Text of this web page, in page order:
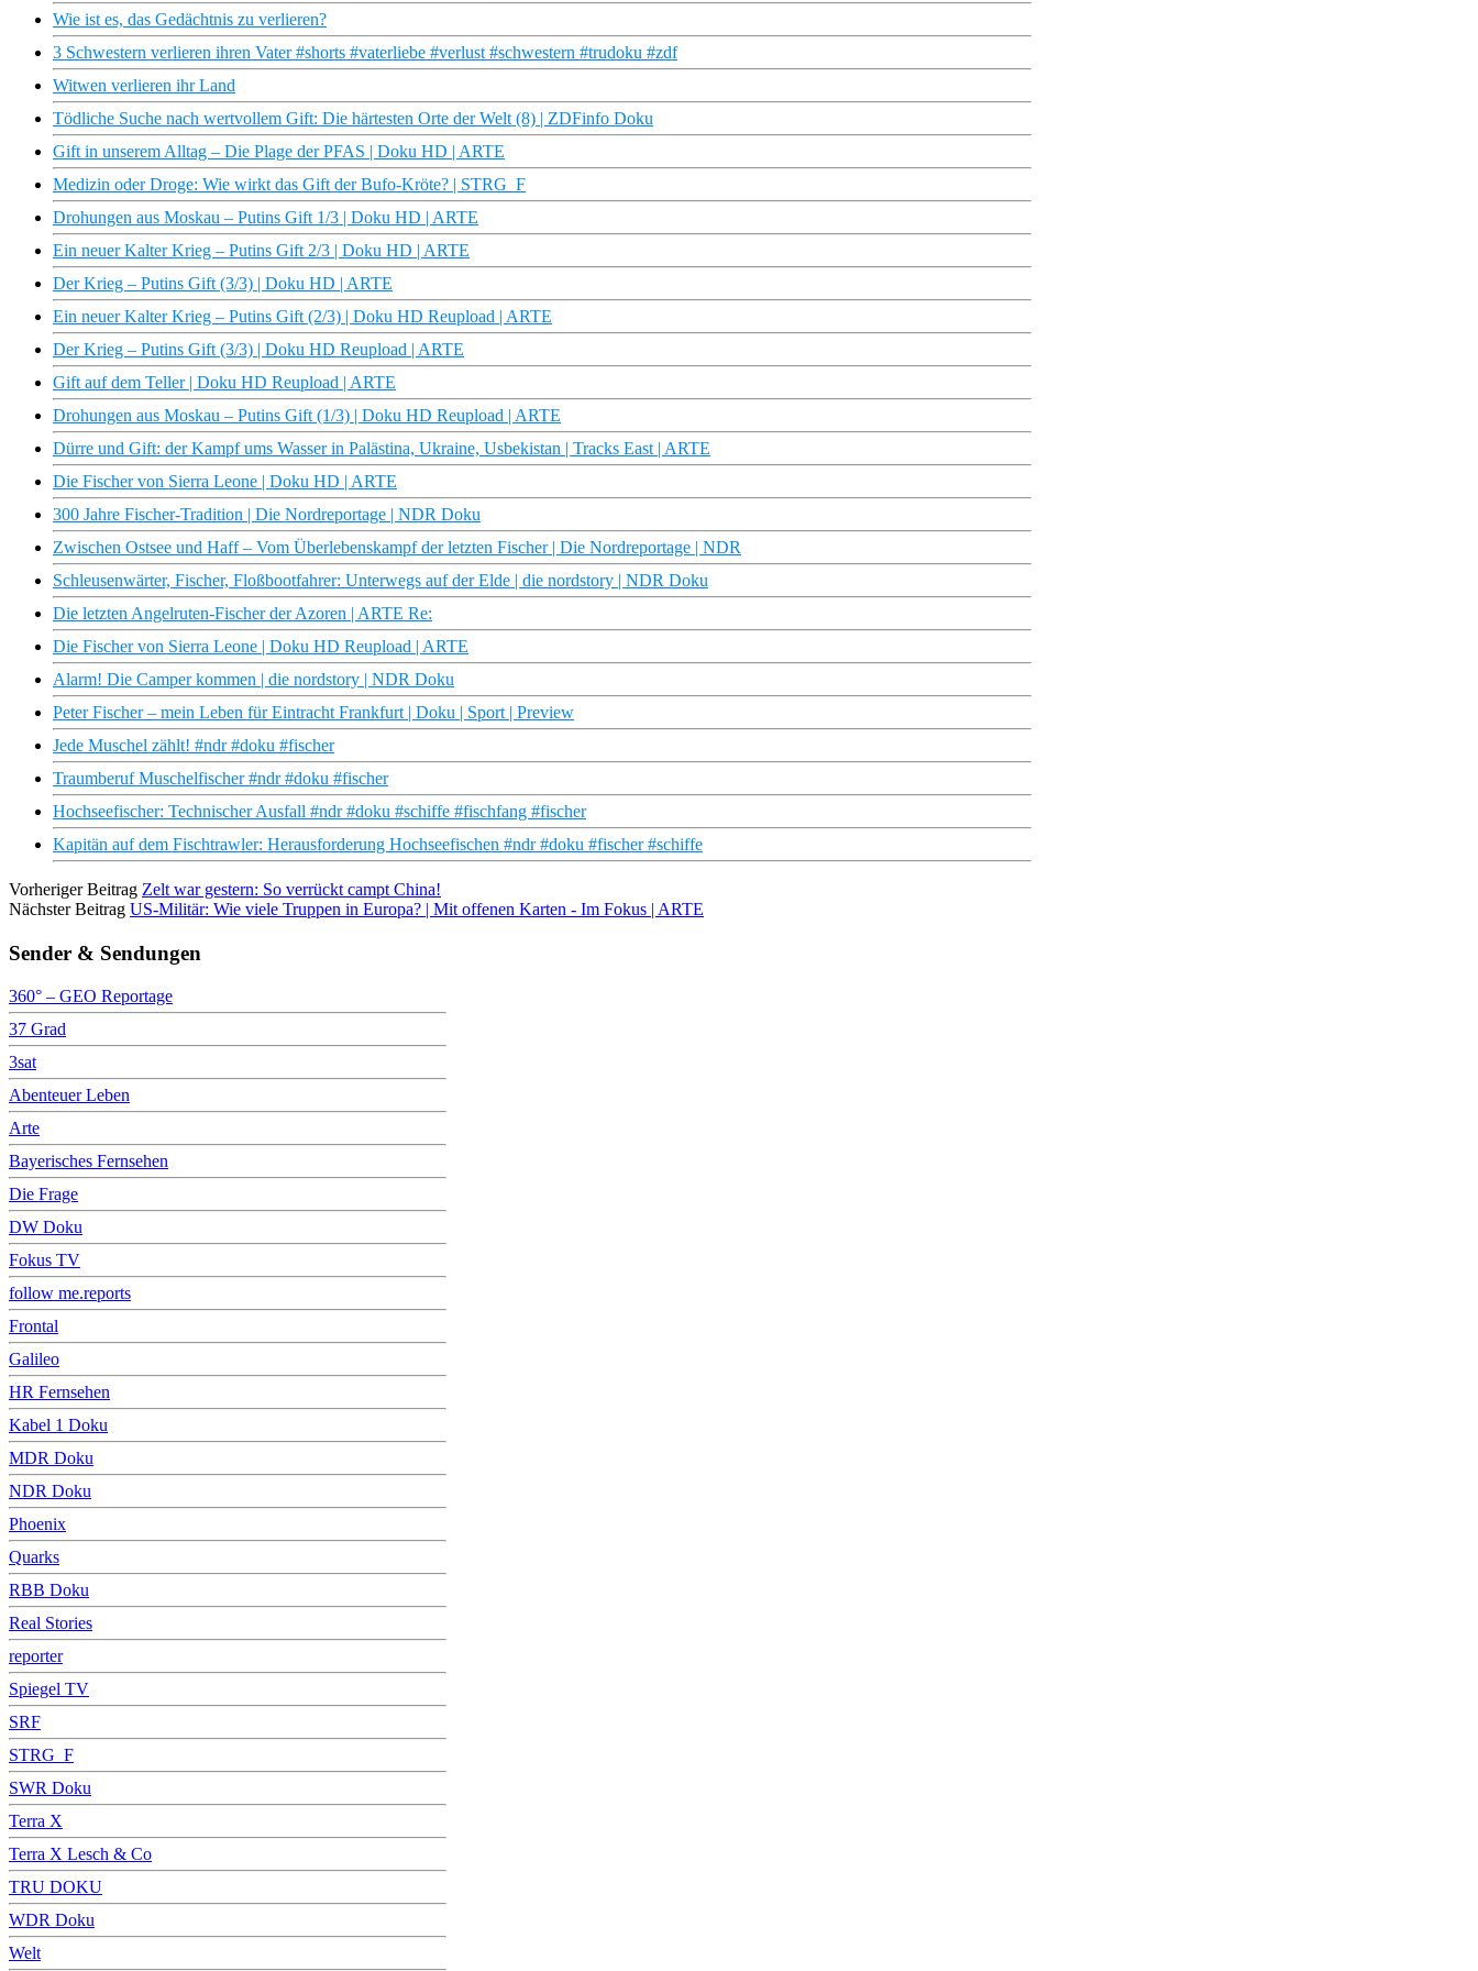
Wie ist es, das Gedächtnis zu verlieren?
3 Schwestern verlieren ihren Vater #shorts #vaterliebe #verlust #schwestern #trudoku #zdf
Witwen verlieren ihr Land
Tödliche Suche nach wertvollem Gift: Die härtesten Orte der Welt (8) | ZDFinfo Doku
Gift in unserem Alltag – Die Plage der PFAS | Doku HD | ARTE
Medizin oder Droge: Wie wirkt das Gift der Bufo-Kröte? | STRG_F
Drohungen aus Moskau – Putins Gift 1/3 | Doku HD | ARTE
Ein neuer Kalter Krieg – Putins Gift 2/3 | Doku HD | ARTE
Der Krieg – Putins Gift (3/3) | Doku HD | ARTE
Ein neuer Kalter Krieg – Putins Gift (2/3) | Doku HD Reupload | ARTE
Der Krieg – Putins Gift (3/3) | Doku HD Reupload | ARTE
Gift auf dem Teller | Doku HD Reupload | ARTE
Drohungen aus Moskau – Putins Gift (1/3) | Doku HD Reupload | ARTE
Dürre und Gift: der Kampf ums Wasser in Palästina, Ukraine, Usbekistan | Tracks East | ARTE
Die Fischer von Sierra Leone | Doku HD | ARTE
300 Jahre Fischer-Tradition | Die Nordreportage | NDR Doku
Zwischen Ostsee und Haff – Vom Überlebenskampf der letzten Fischer | Die Nordreportage | NDR
Schleusenwärter, Fischer, Floßbootfahrer: Unterwegs auf der Elde | die nordstory | NDR Doku
Die letzten Angelruten-Fischer der Azoren | ARTE Re:
Die Fischer von Sierra Leone | Doku HD Reupload | ARTE
Alarm! Die Camper kommen | die nordstory | NDR Doku
Peter Fischer – mein Leben für Eintracht Frankfurt | Doku | Sport | Preview
Jede Muschel zählt! #ndr #doku #fischer
Traumberuf Muschelfischer #ndr #doku #fischer
Hochseefischer: Technischer Ausfall #ndr #doku #schiffe #fischfang #fischer
Kapitän auf dem Fischtrawler: Herausforderung Hochseefischen #ndr #doku #fischer #schiffe
Vorheriger Beitrag Zelt war gestern: So verrückt campt China!
Nächster Beitrag US-Militär: Wie viele Truppen in Europa? | Mit offenen Karten - Im Fokus | ARTE
Sender & Sendungen
360° – GEO Reportage
37 Grad
3sat
Abenteuer Leben
Arte
Bayerisches Fernsehen
Die Frage
DW Doku
Fokus TV
follow me.reports
Frontal
Galileo
HR Fernsehen
Kabel 1 Doku
MDR Doku
NDR Doku
Phoenix
Quarks
RBB Doku
Real Stories
reporter
Spiegel TV
SRF
STRG_F
SWR Doku
Terra X
Terra X Lesch & Co
TRU DOKU
WDR Doku
Welt